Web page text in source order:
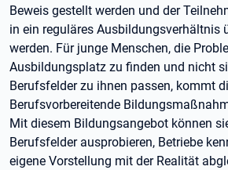
Beweis gestellt werden und der
in ein reguläres Ausbildungsverhältnis
werden. Für junge Menschen, die
Ausbildungsplatz zu finden und nicht
Berufsfelder zu ihnen passen, kommt
Berufsvorbereitende
Mit diesem Bildungsangebot können
Berufsfelder ausprobieren, Betriebe
eigene Vorstellung mit der Realität